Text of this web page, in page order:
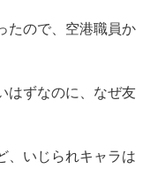
たので、空港職員か
はずなのに、なぜ友
、いじられキャラは